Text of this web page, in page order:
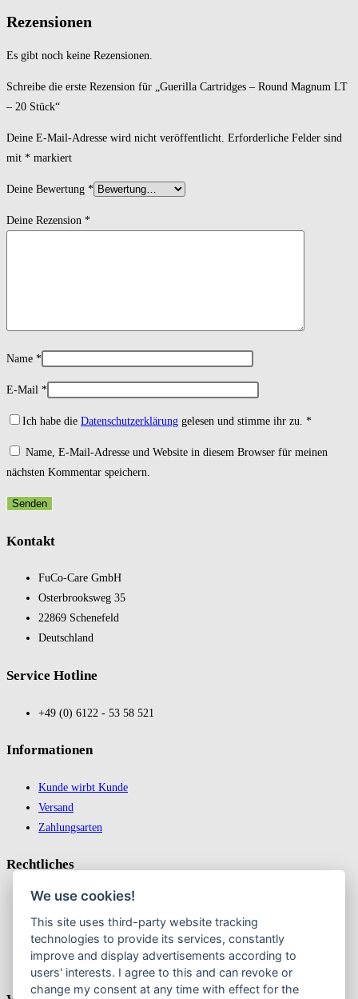
Rezensionen
Es gibt noch keine Rezensionen.
Schreibe die erste Rezension für „Guerilla Cartridges – Round Magnum LT
– 20 Stück“
Deine E-Mail-Adresse wird nicht veröffentlicht. Erforderliche Felder sind
mit * markiert
Deine Bewertung *
Deine Rezension *
Name *
E-Mail *
Ich habe die Datenschutzerklärung gelesen und stimme ihr zu. *
Name, E-Mail-Adresse und Website in diesem Browser für meinen
nächsten Kommentar speichern.
Kontakt
FuCo-Care GmbH
Oster­brooks­weg 35
22869 Schene­feld
Deutsch­land
Service Hotline
+49 (0) 6122 - 53 58 521
In­for­ma­tio­nen
Kunde wirbt Kunde
Versand
Zahlungsarten
Recht­liches
Impressum
Datenschutz
AGB
Widerrufsbelehrung & Widerruf erklären
We use cookies!
This site uses third-party website tracking
technologies to provide its services, constantly
improve and display advertisements according to
users' interests. I agree to this and can revoke or
change my consent at any time with effect for the